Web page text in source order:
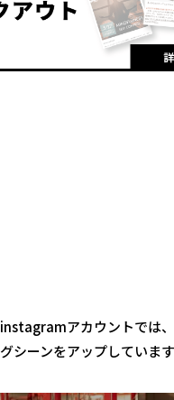
アカウントでは、
シーンをアップしていま